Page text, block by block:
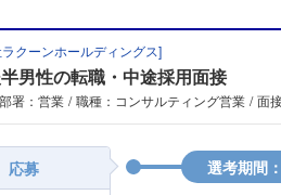
クーンホールディングス]
男性の転職・中途採用面接
署：営業 職種：コンサルティング営業 面
選考期間：
応募